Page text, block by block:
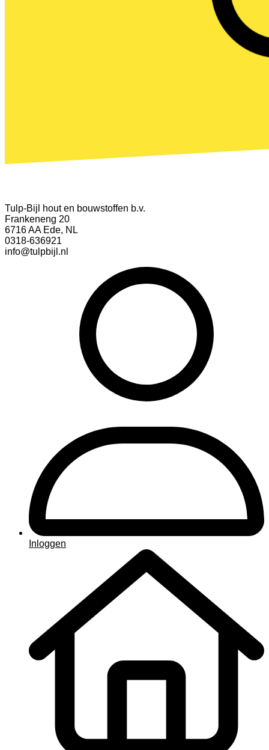
Tulp-Bijl hout en bouwstoffen b.v.
Frankeneng 20
6716 AA Ede, NL
0318-636921
info@tulpbijl.nl
Inloggen